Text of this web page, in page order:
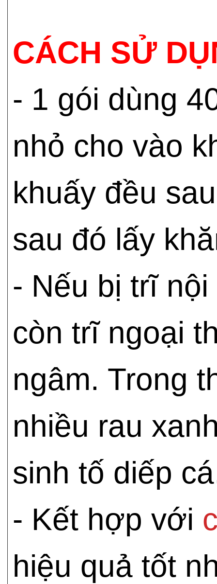
CÁCH SỬ
- 1 gói dùng
nhỏ cho vào
khuấy đều
sau đó lấy
- Nếu bị trĩ
còn trĩ ngoại
ngâm. Trong
nhiều rau
sinh tố diếp
- Kết hợp với
hiệu quả tốt